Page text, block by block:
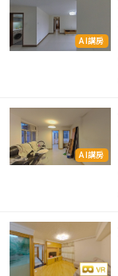
AI講房
AI講房